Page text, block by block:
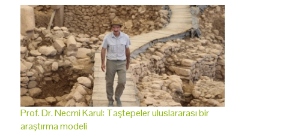
Prof. Dr. Necmi Karul: Taştepeler uluslararası bir
araştırma modeli